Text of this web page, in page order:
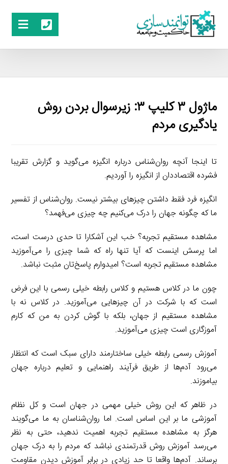
ماژول ۳ کلیپ ۳: زیرسوال بردن روش
یادگیری مردم
تا اینجا آنچه روان‌شناس درباره انگیزه می‌گوید و گزارش تقریبا
فشرده اقتصاددان از انگیزه را آوردیم.
انگیزه فرد فقط داشتن چیزهای بیشتر نیست. روان‌شناس از تفسیر
ما که چگونه جهان را درک می‌کنیم چه چیزی می‌فهمد؟
مشاهده مستقیم تجربه؟ خب این آشکارا تا حدی درست است،
اما پرسش اینست که آیا تنها راه که شما چیزی را می‌آموزید
مشاهده مستقیم تجربه است؟ امیدوارم پاسخ‌تان مثبت نباشد.
چون ما در کلاس هستیم و کلاس رابطه خیلی رسمی با این فرض
است که با شرکت در آن چیزهایی می‌آموزید. در کلاس نه با
مشاهده مستقیم از جهان، بلکه با گوش کردن به من که کارم
آموزگاری است چیزی می‌آموزید.
آموزش رسمی رابطه خیلی ساختارمند دارای سبک است که انتظار
می‌رود آدم‌ها از طریق فرآیند راهنمایی و تعلیم درباره جهان
بیاموزند.
در ظاهر که این روش خیلی مهمی در جهان است و کل نظام
آموزشی ما بر این اساس است. اما روان‌شناسان به ما می‌گویند
هرگز به مشاهده مستقیم تجربه اهمیت ندهید، حتی به نظر‌
می‌رسد آموزش روش قدرتمندی نباشد که مردم را به درک جهان
برساند. آدم‌ها واقعا تا حد زیادی در برابر آموزش دیدن مقاومت